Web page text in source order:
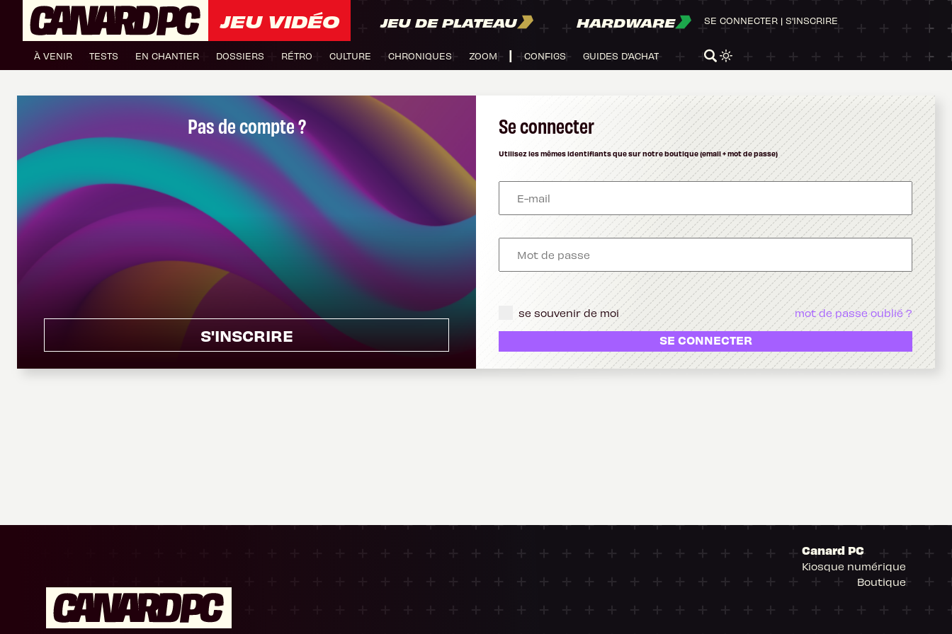
JEU VIDÉO JEU DE PLATEAU HARDWARE
À VENIR TESTS EN CHANTIER DOSSIERS RÉTRO CULTURE CHRONIQUES ZOOM CONFIGS GUIDES D'ACHAT
SE CONNECTER | S'INSCRIRE
Pas de compte ?
S'INSCRIRE
Se connecter
Utilisez les mêmes identifiants que sur notre boutique (email + mot de passe)
se souvenir de moi mot de passe oublié ?
SE CONNECTER
Canard PC
Kiosque numérique
Boutique